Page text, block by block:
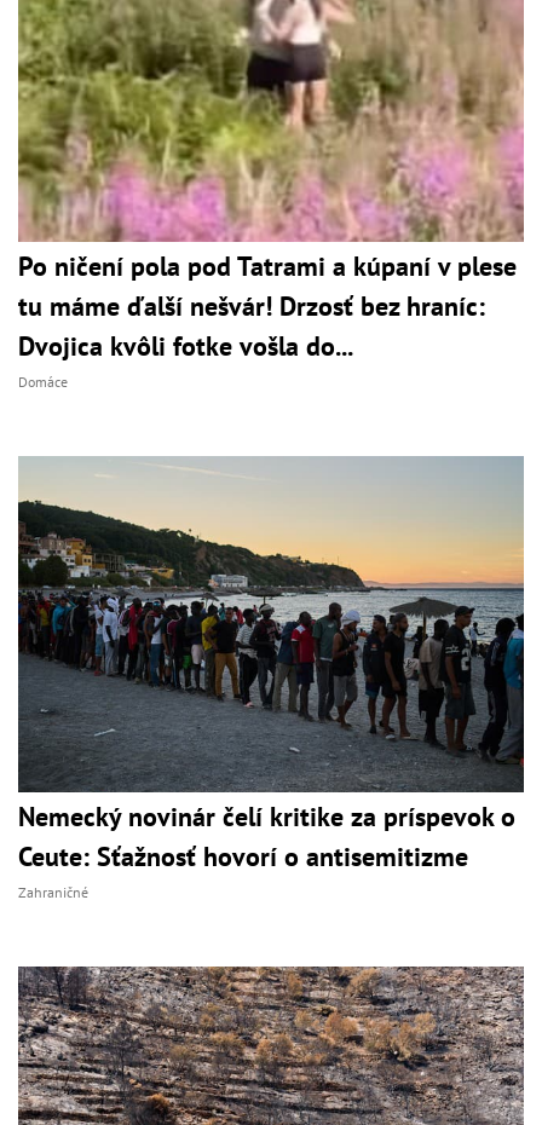
Po ničení pola pod Tatrami a kúpaní v plese
tu máme ďalší nešvár! Drzosť bez hraníc:
Dvojica kvôli fotke vošla do...
Domáce
Nemecký novinár čelí kritike za príspevok o
Ceute: Sťažnosť hovorí o antisemitizme
Zahraničné